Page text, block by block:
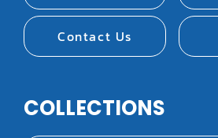
Contact Us
COLLECTIONS